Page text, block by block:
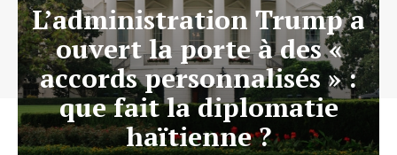
L’administration Trump a
ouvert la porte à des «
accords personnalisés » :
que fait la diplomatie
haïtienne ?